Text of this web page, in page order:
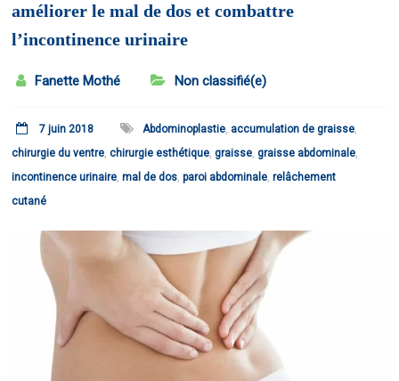
améliorer le mal de dos et combattre
l’incontinence urinaire
Fanette Mothé Non classifié(e)
7 juin 2018 Abdominoplastie, accumulation de graisse,
chirurgie du ventre,chirurgie esthétique,graisse,graisse abdominale,
incontinence urinaire,mal de dos,paroi abdominale,relâchement
cutané